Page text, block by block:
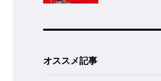
オススメ記事